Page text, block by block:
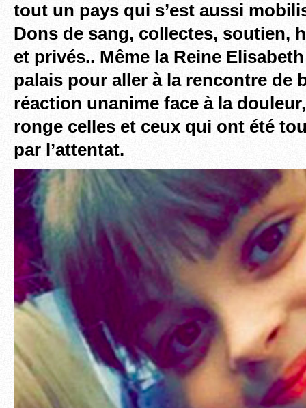
tout un pays qui s’est aussi
Dons de sang, collectes, soutien,
et privés.. Même la Reine
palais pour aller à la rencontre de
réaction unanime face à la
ronge celles et ceux qui ont été
par l’attentat.